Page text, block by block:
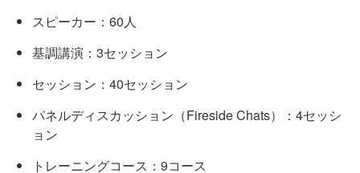
スピーカー：60人
基調講演：3セッション
セッション：40セッション
パネルディスカッション（Fireside Chats）：4セッシ
ョン
トレーニングコース：9コース